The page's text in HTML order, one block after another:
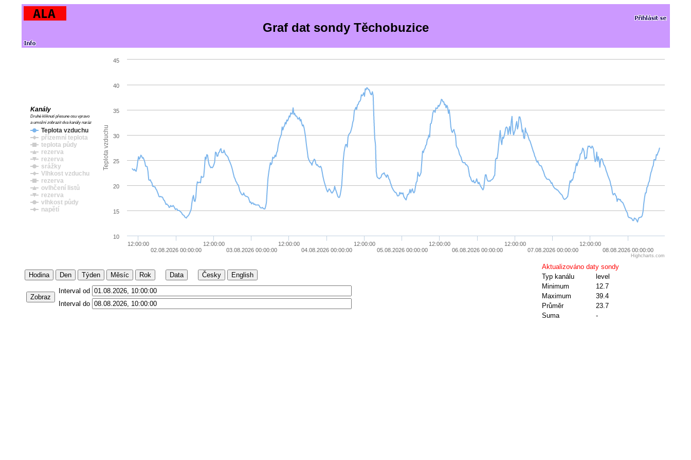
Graf dat sondy Těchobuzice
Teplota vzduchu
Teplota vzduchu
přízemní teplota
teplota půdy
rezerva
rezerva
srážky
Vlhkost vzduchu
rezerva
ovlhčení listů
rezerva
vlhkost půdy
napětí
Kanály
Druhé kliknutí přesune osu vpravo
a umožní zobrazit dva kanály naráz
12:00:00
02.08.2026 00:00:00
12:00:00
03.08.2026 00:00:00
12:00:00
04.08.2026 00:00:00
12:00:00
05.08.2026 00:00:00
12:00:00
06.08.2026 00:00:00
12:00:00
07.08.2026 00:00:00
12:00:00
08.08.2026 00:00:00
10
15
20
25
30
35
40
45
Highcharts.com
Hodina Den Týden Měsíc Rok Data Česky English
Zobraz
Interval od
Interval do
Aktualizováno daty sondy
Typ kanálu
level
Minimum
12.7
Maximum
39.4
Průměr
23.7
Suma
-